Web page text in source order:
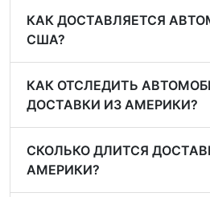
КАК ДОСТАВЛЯЕТСЯ
США?
КАК ОТСЛЕДИТЬ
ДОСТАВКИ ИЗ АМЕРИКИ?
СКОЛЬКО ДЛИТСЯ
АМЕРИКИ?